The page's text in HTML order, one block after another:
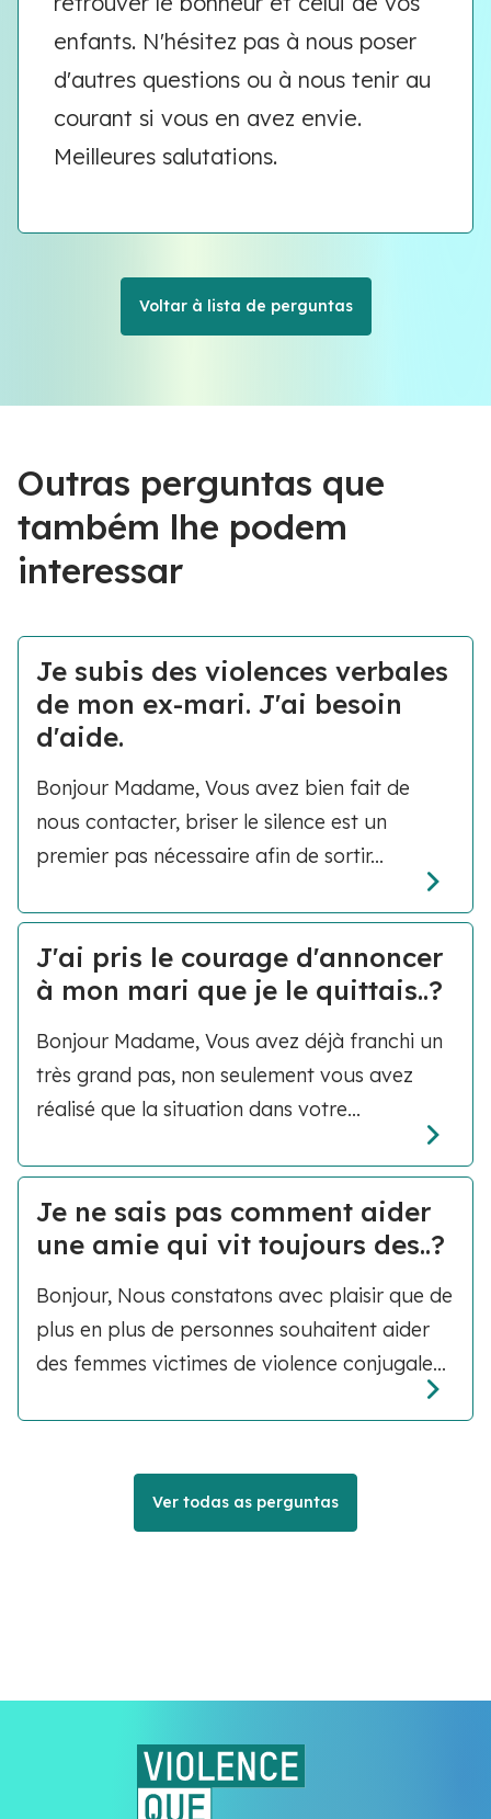
enfants. N'hésitez pas à nous poser
d'autres questions ou à nous tenir au
courant si vous en avez envie.
Meilleures salutations.
Voltar à lista de perguntas
Outras perguntas que
também lhe podem
interessar
Je subis des violences verbales
de mon ex-mari. J'ai besoin
d'aide.
Bonjour Madame, Vous avez bien fait de
nous contacter, briser le silence est un
premier pas nécessaire afin de sortir...
J'ai pris le courage d'annoncer
à mon mari que je le quittais..?
Bonjour Madame, Vous avez déjà franchi un
très grand pas, non seulement vous avez
réalisé que la situation dans votre...
Je ne sais pas comment aider
une amie qui vit toujours des..?
Bonjour, Nous constatons avec plaisir que de
plus en plus de personnes souhaitent aider
des femmes victimes de violence conjugale...
Ver todas as perguntas